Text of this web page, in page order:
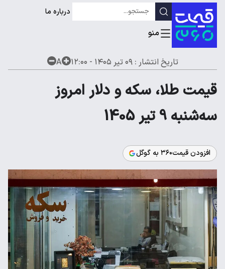
درباره ما
تاریخ انتشار :۰۹ تیر ۱۴۰۵ - ۱۲:۰۰ A
قیمت طلا، سکه و دلار امروز
سه‌شنبه 9 تیر 1405
افزودن قیمت۳۶۰ به گوگل